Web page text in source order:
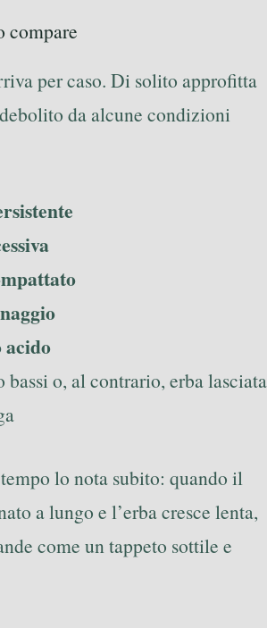
compare
per caso. Di solito approfitta
da alcune condizioni
o, al contrario, erba lasciata
lo nota subito: quando il
a lungo e l’erba cresce lenta,
come un tappeto sottile e